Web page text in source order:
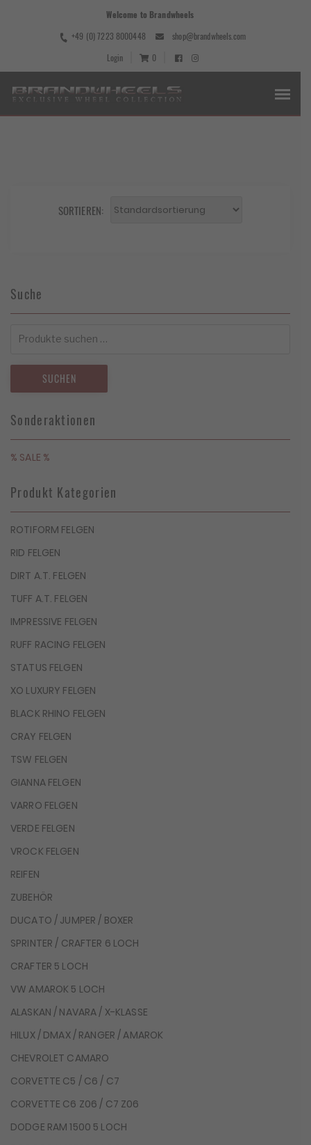
Welcome to Brandwheels
+49 (0) 7223 8000448
shop@brandwheels.com
Login
0
SORTIEREN:
Suche
nach:
SUCHEN
Sonderaktionen
% SALE %
Produkt Kategorien
ROTIFORM FELGEN
RID FELGEN
DIRT A.T. FELGEN
TUFF A.T. FELGEN
IMPRESSIVE FELGEN
RUFF RACING FELGEN
STATUS FELGEN
XO LUXURY FELGEN
BLACK RHINO FELGEN
CRAY FELGEN
TSW FELGEN
GIANNA FELGEN
VARRO FELGEN
VERDE FELGEN
VROCK FELGEN
REIFEN
ZUBEHÖR
DUCATO / JUMPER / BOXER
SPRINTER / CRAFTER 6 LOCH
CRAFTER 5 LOCH
VW AMAROK 5 LOCH
ALASKAN / NAVARA / X-KLASSE
HILUX / DMAX / RANGER / AMAROK
CHEVROLET CAMARO
CORVETTE C5 / C6 / C7
CORVETTE C6 Z06 / C7 Z06
DODGE RAM 1500 5 LOCH